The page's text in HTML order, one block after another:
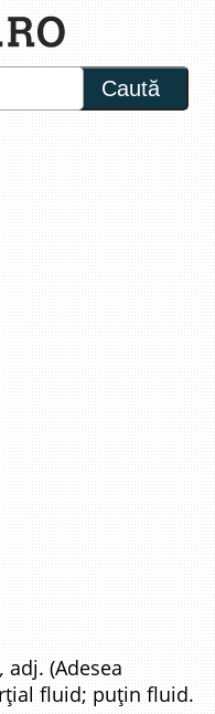
Caută
adj. (Adesea
fluid; puțin fluid.